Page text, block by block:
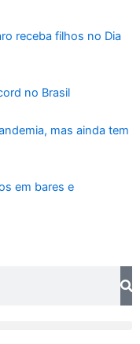
receba filhos no Dia
no Brasil
mas ainda tem
em bares e